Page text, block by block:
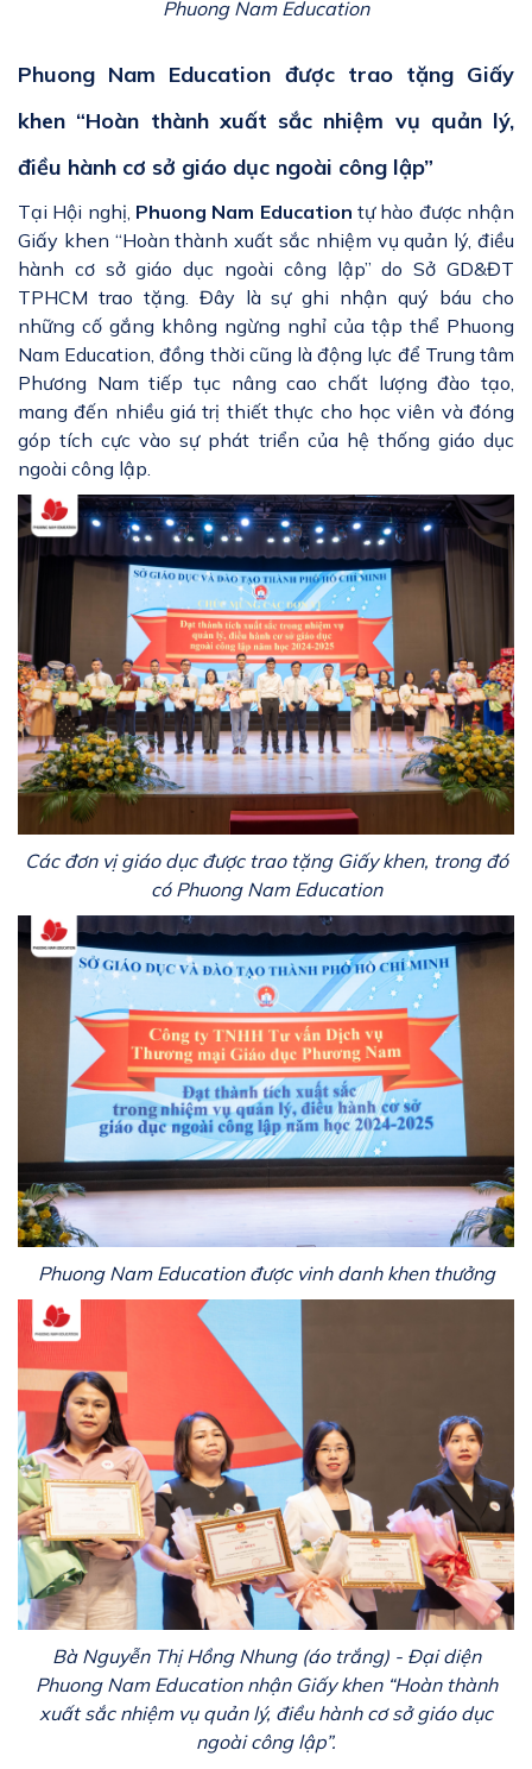
Phuong Nam Education
Phuong Nam Education được trao tặng Giấy
khen “Hoàn thành xuất sắc nhiệm vụ quản lý,
điều hành cơ sở giáo dục ngoài công lập”
Tại Hội nghị, Phuong Nam Education tự hào được nhận
Giấy khen “Hoàn thành xuất sắc nhiệm vụ quản lý, điều
hành cơ sở giáo dục ngoài công lập” do Sở GD&ĐT
TPHCM trao tặng. Đây là sự ghi nhận quý báu cho
những cố gắng không ngừng nghỉ của tập thể Phuong
Nam Education, đồng thời cũng là động lực để Trung tâm
Phương Nam tiếp tục nâng cao chất lượng đào tạo,
mang đến nhiều giá trị thiết thực cho học viên và đóng
góp tích cực vào sự phát triển của hệ thống giáo dục
ngoài công lập.
Các đơn vị giáo dục được trao tặng Giấy khen, trong đó
có Phuong Nam Education
Phuong Nam Education được vinh danh khen thưởng
Bà Nguyễn Thị Hồng Nhung (áo trắng) - Đại diện
Phuong Nam Education nhận Giấy khen “Hoàn thành
xuất sắc nhiệm vụ quản lý, điều hành cơ sở giáo dục
ngoài công lập”.